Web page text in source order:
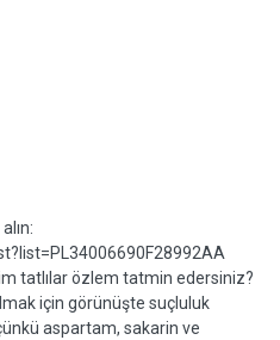
tatlılar özlem tatmin edersiniz?
için görünüşte suçluluk
aspartam, sakarin ve